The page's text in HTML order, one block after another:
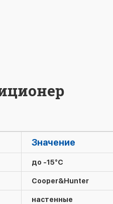
Значение
до -15°C
Cooper&Hunter
настенные